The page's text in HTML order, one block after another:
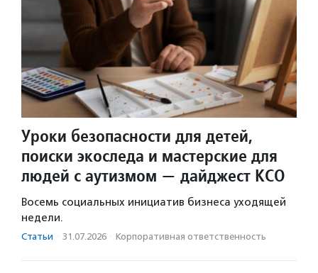
Уроки безопасности для детей,
поиски экоследа и мастерские для
людей с аутизмом — дайджест КСО
Восемь социальных инициатив бизнеса уходящей
недели.
Статьи · 31.07.2026 · Корпоративная ответственность